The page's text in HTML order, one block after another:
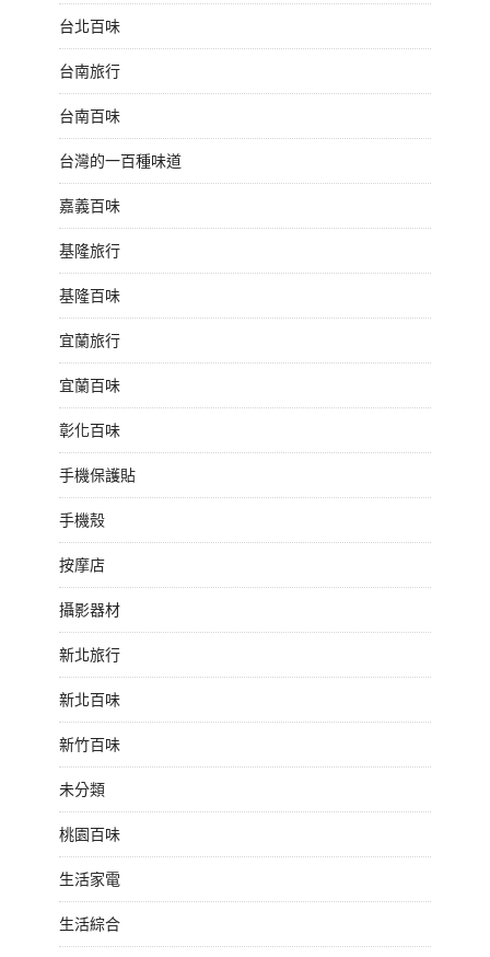
台北百味
台南旅行
台南百味
台灣的一百種味道
嘉義百味
基隆旅行
基隆百味
宜蘭旅行
宜蘭百味
彰化百味
手機保護貼
手機殼
按摩店
攝影器材
新北旅行
新北百味
新竹百味
未分類
桃園百味
生活家電
生活綜合